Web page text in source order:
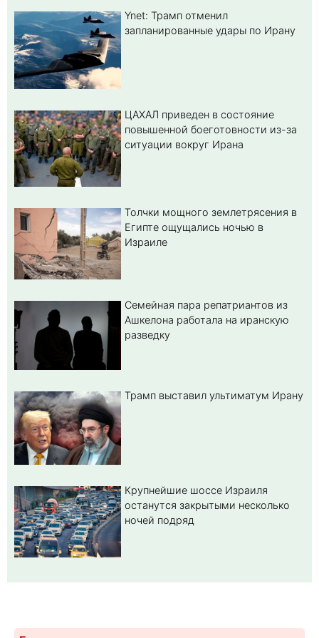
Ynet: Трамп отменил
запланированные удары по Ирану
ЦАХАЛ приведен в состояние
повышенной боеготовности из-за
ситуации вокруг Ирана
Толчки мощного землетрясения в
Египте ощущались ночью в
Израиле
Семейная пара репатриантов из
Ашкелона работала на иранскую
разведку
Трамп выставил ультиматум Ирану
Крупнейшие шоссе Израиля
останутся закрытыми несколько
ночей подряд